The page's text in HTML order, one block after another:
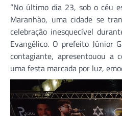
“No último dia 23, sob o céu
Maranhão, uma cidade se
celebração inesquecível
Evangélico. O prefeito Júnior
contagiante, apresentouou a
uma festa marcada por luz,
Tocador
de
vídeo